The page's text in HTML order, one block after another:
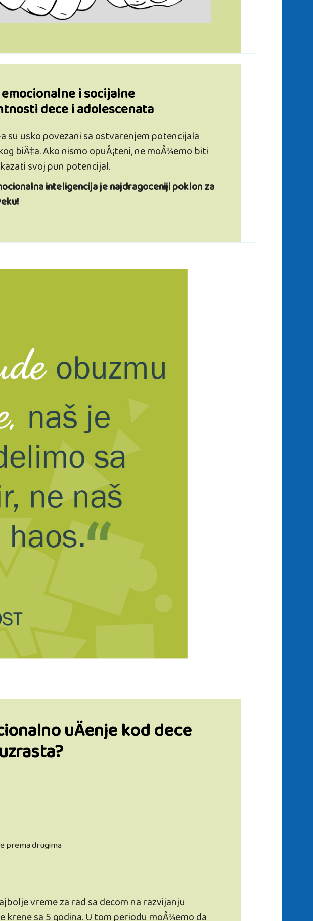
i socijalne
dece i adolescenata
su usko povezani sa ostvarenjem potencijala
biÄ‡a. Ako nismo opuÅ¡teni, ne moÅ¾emo biti
svoj pun potencijal.
inteligencija je najdragoceniji poklon za
uÄenje kod dece
prema drugima
vreme za rad sa decom na razvijanju